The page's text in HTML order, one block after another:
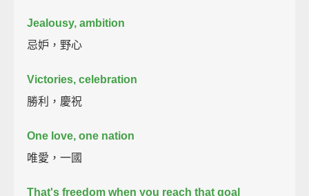
Jealousy, ambition
忌妒，野心
Victories, celebration
勝利，慶祝
One love, one nation
唯愛，一國
That's freedom when you reach that goal